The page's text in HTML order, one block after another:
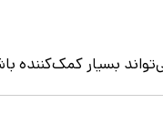
بسیار کمک‌کننده